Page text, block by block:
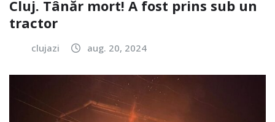
Cluj. Tânăr mort! A fost prins sub un
tractor
clujazi aug. 20, 2024